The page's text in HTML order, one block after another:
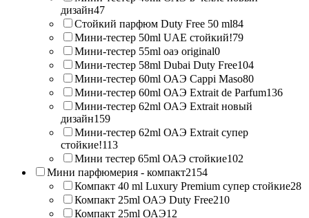
дизайн47
Стойкий парфюм Duty Free 50 ml84
Мини-тестер 50ml UAE стойкий!79
Мини-тестер 55ml оаэ original0
Мини-тестер 58ml Dubai Duty Free104
Мини-тестер 60ml ОАЭ Cappi Maso80
Мини-тестер 60ml ОАЭ Extrait de Parfum136
Мини-тестер 62ml ОАЭ Extrait новый
дизайн159
Мини-тестер 62ml ОАЭ Extrait супер
стойкие!113
Мини тестер 65ml ОАЭ стойкие102
Мини парфюмерия - компакт2154
Компакт 40 ml Luxury Premium супер стойкие28
Компакт 25ml ОАЭ Duty Free210
Компакт 25ml ОАЭ12